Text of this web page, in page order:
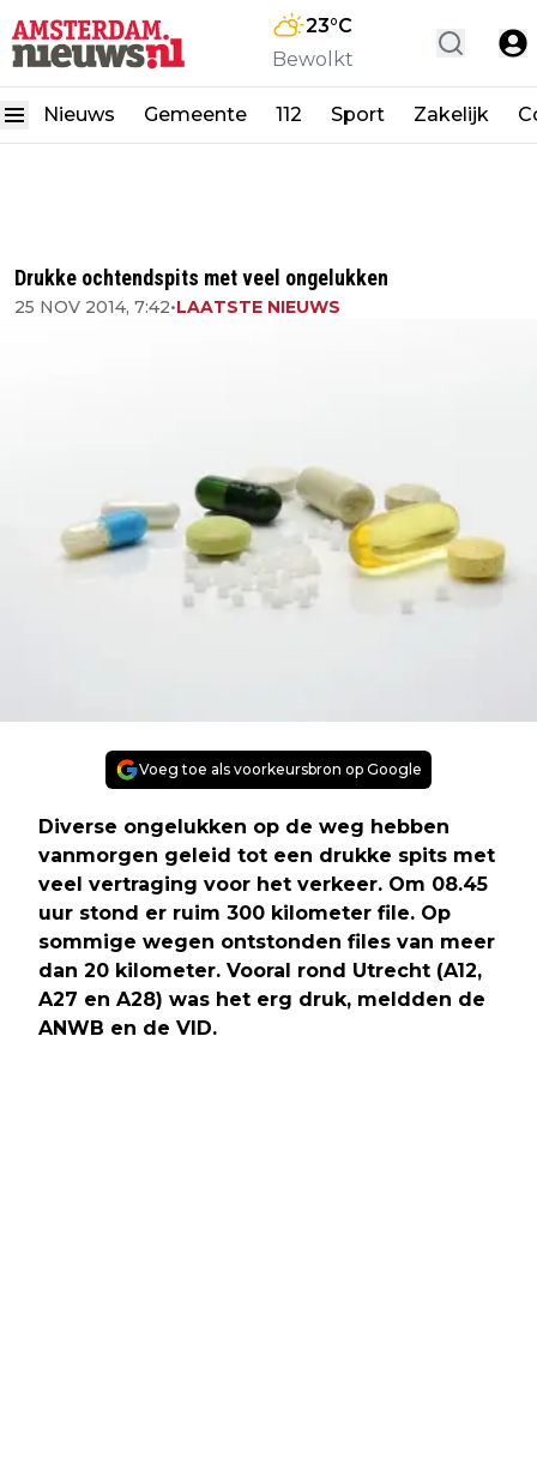
23°C
Bewolkt
Nieuws Gemeente 112 Sport Zakelijk
Drukke ochtendspits met veel ongelukken
25 NOV 2014, 7:42•LAATSTE NIEUWS
Voeg toe als voorkeursbron op Google
Diverse ongelukken op de weg hebben
vanmorgen geleid tot een drukke spits met
veel vertraging voor het verkeer. Om 08.45
uur stond er ruim 300 kilometer file. Op
sommige wegen ontstonden files van meer
dan 20 kilometer. Vooral rond Utrecht (A12,
A27 en A28) was het erg druk, meldden de
ANWB en de VID.